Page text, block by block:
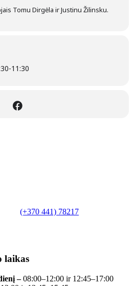
Tomu Dirgėla ir Justinu Žilinsku.
-11:30
(+370 441) 78217
laikas
–08:00–12:00 ir 12:45–17:00